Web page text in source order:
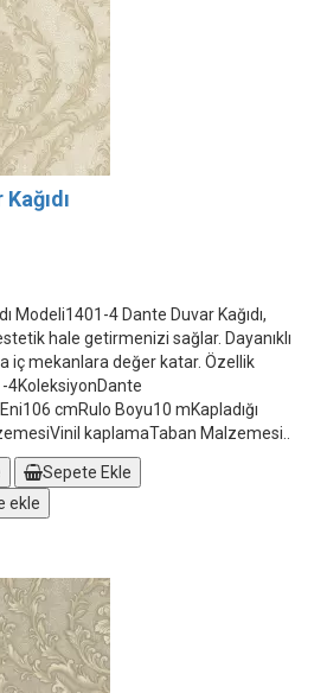
Modeli1401-4 Dante Duvar Kağıdı,
hale getirmenizi sağlar. Dayanıklı
iç mekanlara değer katar. Özellik
4KoleksiyonDante
cmRulo Boyu10 mKapladığı
kaplamaTaban Malzemesi..
Sepete Ekle
ekle